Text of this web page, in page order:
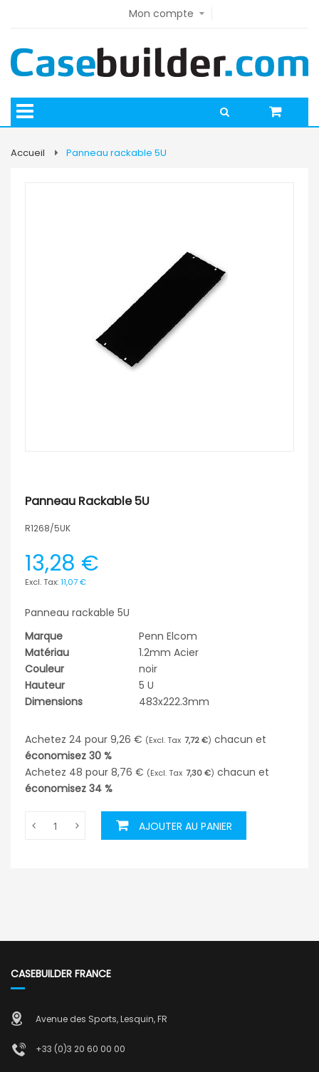
Mon compte
Accueil Panneau rackable 5U
Panneau Rackable 5U
R1268/5UK
13,28 €
11,07 €
Panneau rackable 5U
Marque
Penn Elcom
Matériau
1.2mm Acier
Couleur
noir
Hauteur
5 U
Dimensions
483x222.3mm
Achetez 24 pour 9,26 € 7,72 € chacun et
économisez 30 %
Achetez 48 pour 8,76 € 7,30 € chacun et
économisez 34 %
AJOUTER AU PANIER
CASEBUILDER FRANCE
Avenue des Sports, Lesquin, FR
+33 (0)3 20 60 00 00